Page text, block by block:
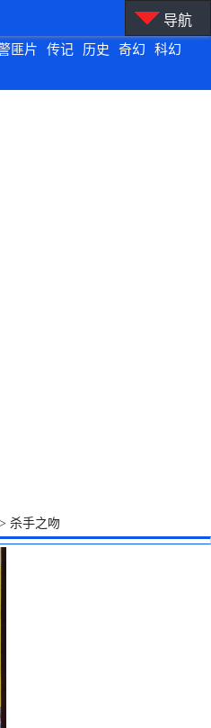
匪片 传记 历史 奇幻
科幻
导航
杀手之吻